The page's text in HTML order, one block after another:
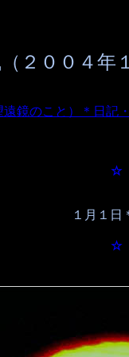
２００４年
鏡のこと）＊日記
☆
１月１日
☆